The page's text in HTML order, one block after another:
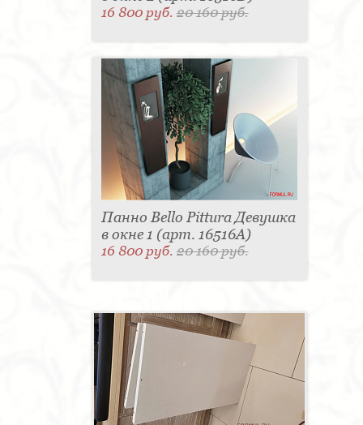
16 800 руб.20 160 руб.
Панно Bello Pittura Девушка
в окне 1 (арт. 16516A)
16 800 руб.20 160 руб.